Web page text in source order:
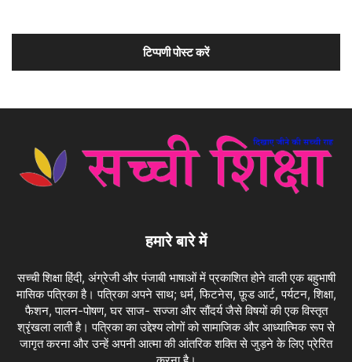
हमारे बारे में
सच्ची शिक्षा हिंदी, अंग्रेजी और पंजाबी भाषाओं में प्रकाशित होने वाली एक बहुभाषी
मासिक पत्रिका है। पत्रिका अपने साथ; धर्म, फिटनेस, फ़ूड आर्ट, पर्यटन, शिक्षा,
फैशन, पालन-पोषण, घर साज- सज्जा और सौंदर्य जैसे विषयों की एक विस्तृत
श्रृंखला लाती है। पत्रिका का उद्देश्य लोगों को सामाजिक और आध्यात्मिक रूप से
जागृत करना और उन्हें अपनी आत्मा की आंतरिक शक्ति से जुड़ने के लिए प्रेरित